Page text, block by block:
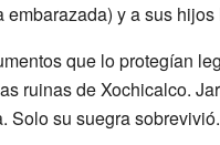
y a sus
que lo protegían
ruinas de Xochicalco.
Solo su suegra sobrevivió.